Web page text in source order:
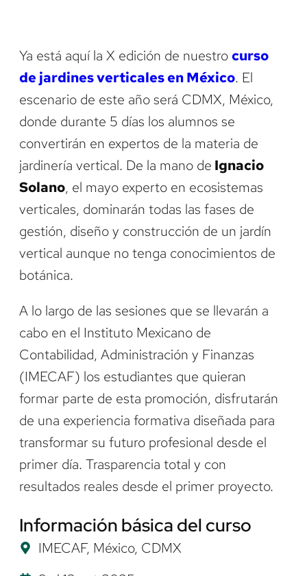
Ya está aquí la X edición de nuestrocurso
de jardines verticales en México. El
escenario de este año será CDMX, México,
donde durante 5 días los alumnos se
convertirán en expertos de la materia de
jardinería vertical. De la mano de Ignacio
Solano, el mayo experto en ecosistemas
verticales, dominarán todas las fases de
gestión, diseño y construcción de un jardín
vertical aunque no tenga conocimientos de
botánica.
A lo largo de las sesiones que se llevarán a
cabo en el Instituto Mexicano de
Contabilidad, Administración y Finanzas
(IMECAF) los estudiantes que quieran
formar parte de esta promoción, disfrutarán
de una experiencia formativa diseñada para
transformar su futuro profesional desde el
primer día. Trasparencia total y con
resultados reales desde el primer proyecto.
Información básica del curso
IMECAF, México, CDMX